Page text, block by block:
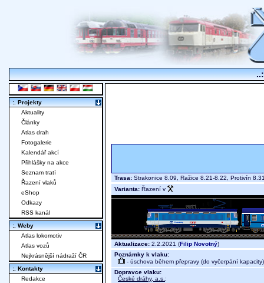
Trasa: Strakonice 8.09, Ražice 8.21-8.22, Protivín
Varianta: Řazení v
Aktualizace: 2.2.2021 (Filip Novotný)
Poznámky k vlaku:
- úschova během přepravy (do vyčerpání kapacity)
Dopravce vlaku:
České dráhy, a.s. ;
:. Projekty
Aktuality
Články
Atlas drah
Fotogalerie
Kalendář akcí
Přihlášky na akce
Seznam tratí
Řazení vlaků
eShop
Odkazy
RSS kanál
:. Weby
Atlas lokomotiv
Atlas vozů
Nejkrásnější nádraží ČR
:. Kontakty
Redakce